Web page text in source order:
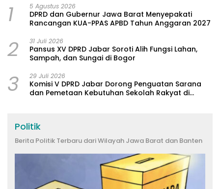
1 5 Agustus 2026
DPRD dan Gubernur Jawa Barat Menyepakati
Rancangan KUA-PPAS APBD Tahun Anggaran 2027
2 31 Juli 2026
Pansus XV DPRD Jabar Soroti Alih Fungsi Lahan,
Sampah, dan Sungai di Bogor
3 29 Juli 2026
Komisi V DPRD Jabar Dorong Penguatan Sarana
dan Pemetaan Kebutuhan Sekolah Rakyat di
Politik
Berita Politik Terbaru dari Wilayah Jawa Barat dan Banten